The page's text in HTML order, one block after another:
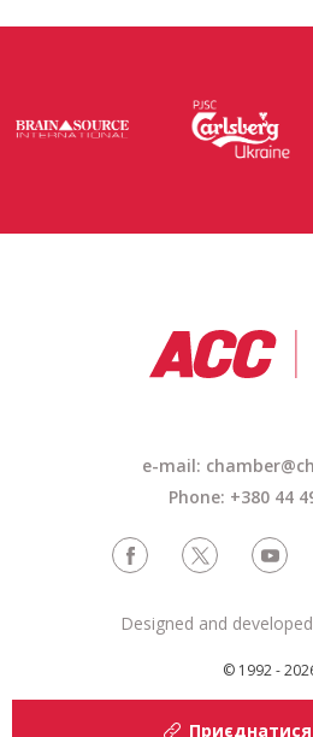
e-mail:
Phone: +380 44
© 1992 -
Designed and